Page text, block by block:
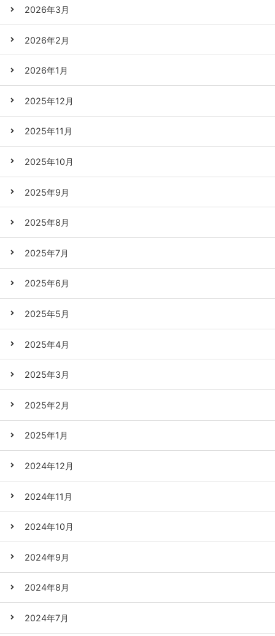
2026年3月
2026年2月
2026年1月
2025年12月
2025年11月
2025年10月
2025年9月
2025年8月
2025年7月
2025年6月
2025年5月
2025年4月
2025年3月
2025年2月
2025年1月
2024年12月
2024年11月
2024年10月
2024年9月
2024年8月
2024年7月